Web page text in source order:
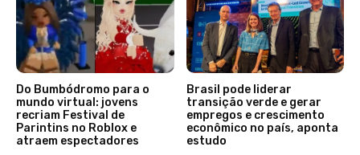
Do Bumbódromo para o
mundo virtual: jovens
recriam Festival de
Parintins no Roblox e
atraem espectadores
Brasil pode liderar
transição verde e gerar
empregos e crescimento
econômico no país, aponta
estudo